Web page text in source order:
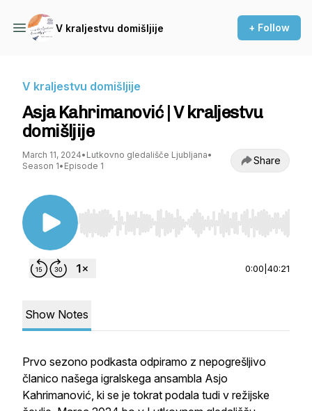
V kraljestvu domišljije + Follow
V kraljestvu domišljije
Asja Kahrimanović | V kraljestvu
domišljije
March 11, 2024• Lutkovno gledališče Ljubljana•
Season 1• Episode 1 Share
Use Left/Right to seek, Home/End to jump to
0:00 40:21
Show Notes
Prvo sezono podkasta odpiramo z nepogrešljivo
članico našega igralskega ansambla Asjo
Kahrimanović, ki se je tokrat podala tudi v režijske